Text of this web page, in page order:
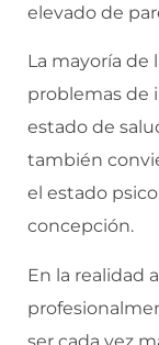
elevado de
La mayoría de
problemas de
estado de
también
el estado
concepción.
En la realidad
ser cada vez